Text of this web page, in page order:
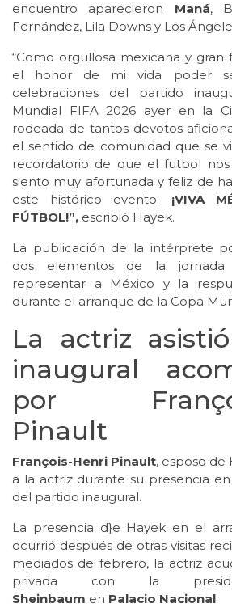
encuentro aparecieron Maná,
Fernández, Lila Downs y Los
“Como orgullosa mexicana y
el honor de mi vida poder
celebraciones del partido
Mundial FIFA 2026 ayer en la
rodeada de tantos devotos
el sentido de comunidad que se
recordatorio de que el futbol
siento muy afortunada y feliz de
este histórico evento. ¡VIVA
FÚTBOL!”, escribió Hayek.
La publicación de la intérprete
dos elementos de la
representar a México y la
durante el arranque de la Copa
La actriz
inaugural
por
Pinault
François-Henri Pinault, esposo de
a la actriz durante su presencia
del partido inaugural.
La presencia d}e Hayek en el
ocurrió después de otras visitas
mediados de febrero, la actriz
privada con la
Sheinbaum en Palacio Nacional.